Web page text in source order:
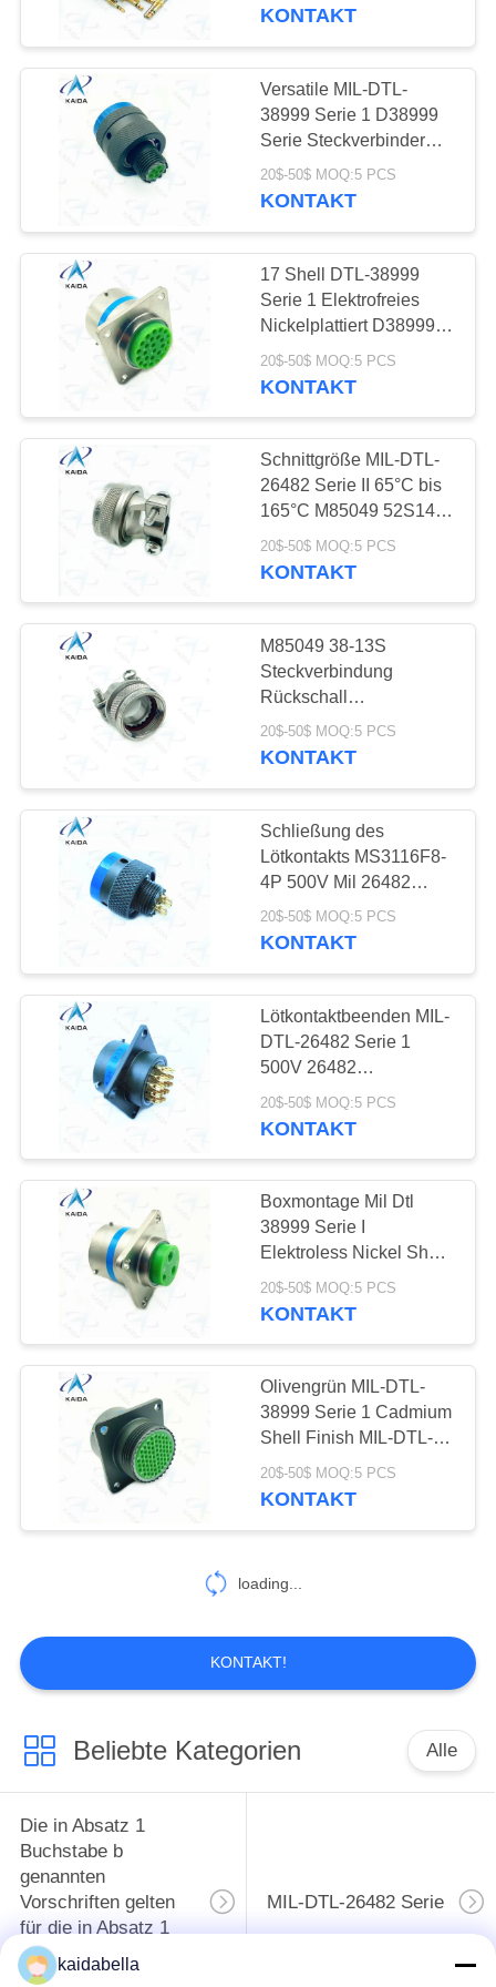
NEUIGKEITEN
RECHTSSACHEN
BITTE UM
ANGEBOT
SITEMAP
PRIVACY
POLICY
Kreisförmiges
elektrisches
Steckverbinder
Mit einer Breite von
mehr als 20 mm
45
J14 Steckverbinder
Verbindungen aus
Glasfasern
11
Verbindungszubehör
Verbindungskabel
Kundenspezifische
32
USB-
Kreislaufanschlüsse
4
KONTAKT
Versatile MIL-DTL-
38999 Serie 1 D38999
Serie Steckverbinder
Kadmium 6 männliche
Pins
20$-50$ MOQ:5 PCS
KONTAKT
17 Shell DTL-38999
Serie 1 Elektrofreies
Nickelplattiert D38999
Steckverbinder
20$-50$ MOQ:5 PCS
KONTAKT
Schnittgröße MIL-DTL-
26482 Serie II 65°C bis
165°C M85049 52S14N
Selbstschließung
20$-50$ MOQ:5 PCS
KONTAKT
M85049 38-13S
Steckverbindung
Rückschall
Dehnungsentlastung
Gerade Kabel Klammer
20$-50$ MOQ:5 PCS
KONTAKT
Schließung des
Lötkontakts MS3116F8-
4P 500V Mil 26482
Stecker Olivengrün
Cadmium
20$-50$ MOQ:5 PCS
KONTAKT
Lötkontaktbeenden MIL-
DTL-26482 Serie 1
500V 26482
Stecker.MS3112E14-
19S
20$-50$ MOQ:5 PCS
KONTAKT
Boxmontage Mil Dtl
38999 Serie I
Elektroless Nickel Shell
Mil Dtl
38999m.MS27505E15F03PN
20$-50$ MOQ:5 PCS
KONTAKT
Olivengrün MIL-DTL-
38999 Serie 1 Cadmium
Shell Finish MIL-DTL-
38999 Steckverbinder
20$-50$ MOQ:5 PCS
KONTAKT
loading...
KONTAKT!
Beliebte Kategorien Alle
Die in Absatz 1
Buchstabe b
genannten
Vorschriften gelten
für die in Absatz 1
Buchstabe b
genannten
MIL-DTL-26482 Serie
kaidabella